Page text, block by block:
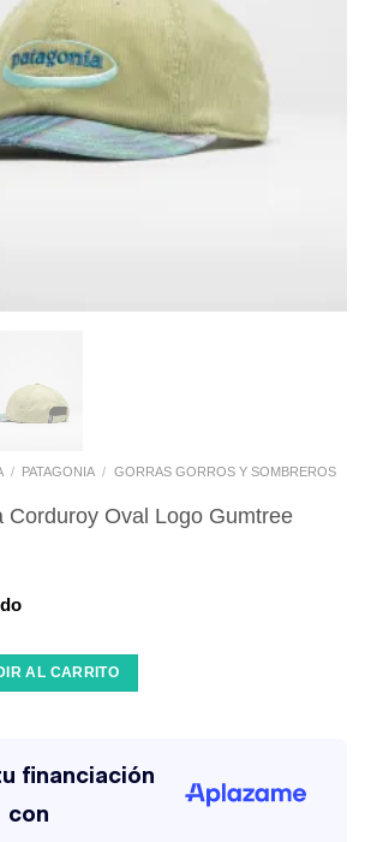
/ PATAGONIA / GORRAS GORROS Y SOMBREROS
Corduroy Oval Logo Gumtree
Oval Logo Gumtree Green cantidad
AL CARRITO